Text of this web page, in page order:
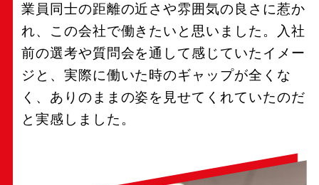
業員同士の距離の近さや雰囲気の良さに惹か
れ、この会社で働きたいと思いました。入社
前の選考や質問会を通して感じていたイメー
ジと、実際に働いた時のギャップが全くな
く、ありのままの姿を見せてくれていたのだ
と実感しました。